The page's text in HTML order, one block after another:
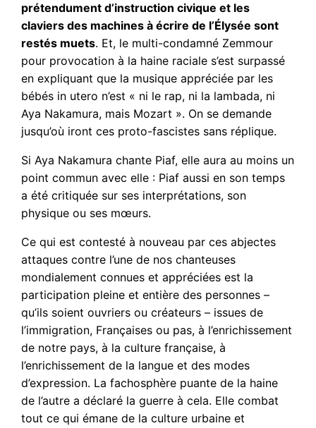
prétendument d’instruction civique et les
claviers des machines à écrire de l’Élysée sont
restés muets. Et, le multi-condamné Zemmour
pour provocation à la haine raciale s’est surpassé
en expliquant que la musique appréciée par les
bébés in utero n’est « ni le rap, ni la lambada, ni
Aya Nakamura, mais Mozart ». On se demande
jusqu’où iront ces proto-fascistes sans réplique.
Si Aya Nakamura chante Piaf, elle aura au moins un
point commun avec elle : Piaf aussi en son temps
a été critiquée sur ses interprétations, son
physique ou ses mœurs.
Ce qui est contesté à nouveau par ces abjectes
attaques contre l’une de nos chanteuses
mondialement connues et appréciées est la
participation pleine et entière des personnes –
qu’ils soient ouvriers ou créateurs – issues de
l’immigration, Françaises ou pas, à l’enrichissement
de notre pays, à la culture française, à
l’enrichissement de la langue et des modes
d’expression. La fachosphère puante de la haine
de l’autre a déclaré la guerre à cela. Elle combat
tout ce qui émane de la culture urbaine et